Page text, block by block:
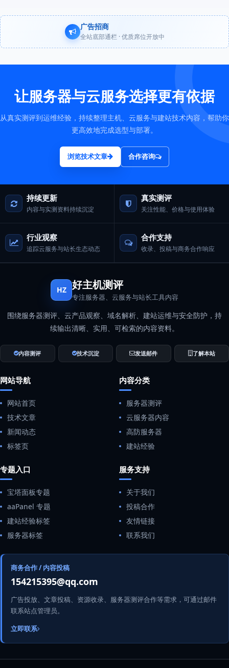
广告招商
全站底部通栏 · 优质席位开放中
让服务器与云服务选择更有依据
从真实测评到运维经验，持续整理主机、云服务与建站技术内容，帮助你
更高效地完成选型与部署。
浏览技术文章 合作咨询
持续更新
内容与实测资料持续沉淀
真实测评
关注性能、价格与使用体验
行业观察
追踪云服务与站长生态动态
合作支持
收录、投稿与商务合作响应
HZ 好主机测评
专注服务器、云服务与站长工具内容
围绕服务器测评、云产品观察、域名解析、建站运维与安全防护，持
续输出清晰、实用、可检索的内容资料。
内容测评 技术沉淀 发送邮件 了解本站
网站导航
网站首页
技术文章
新闻动态
标签页
内容分类
服务器测评
云服务器内容
高防服务器
建站经验
专题入口
宝塔面板专题
aaPanel 专题
建站经验标签
服务器标签
服务支持
关于我们
投稿合作
友情链接
联系我们
商务合作 / 内容投稿
154215395@qq.com
广告投放、文章投稿、资源收录、服务器测评合作等需求，可通过邮件
联系站点管理员。
立即联系